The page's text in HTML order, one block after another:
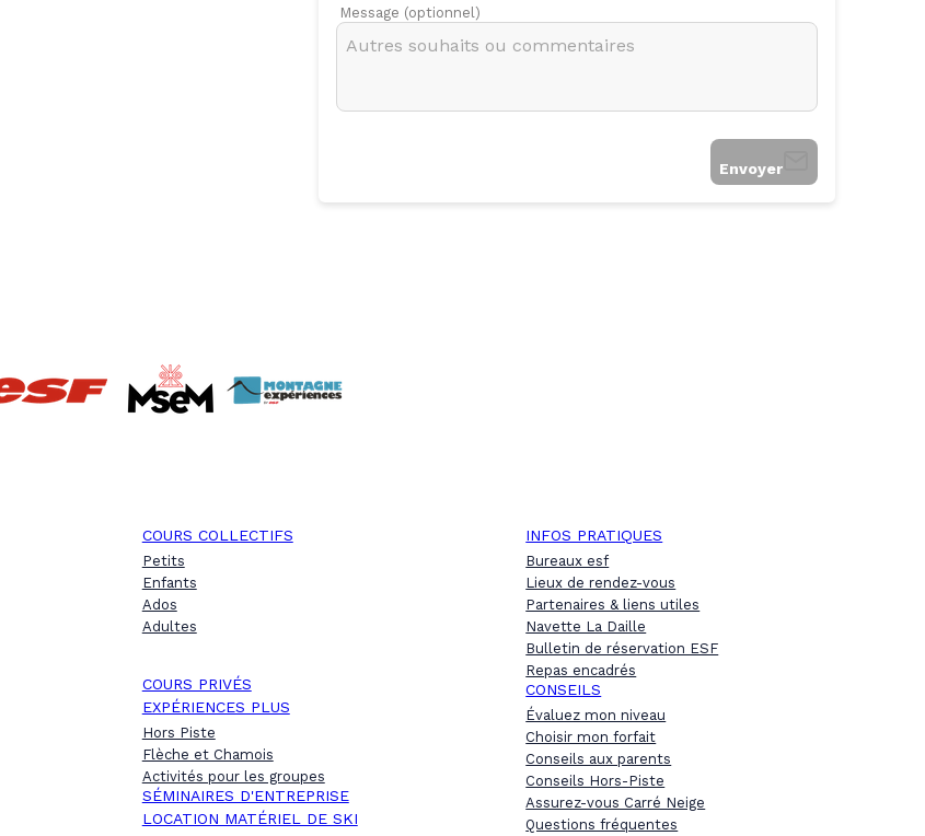
Message (optionnel)
Envoyer
COURS COLLECTIFS
Petits
Enfants
Ados
Adultes
COURS PRIVÉS
EXPÉRIENCES PLUS
Hors Piste
Flèche et Chamois
Activités pour les groupes
SÉMINAIRES D'ENTREPRISE
LOCATION MATÉRIEL DE SKI
INFOS PRATIQUES
Bureaux esf
Lieux de rendez-vous
Partenaires & liens utiles
Navette La Daille
Bulletin de réservation ESF
Repas encadrés
CONSEILS
Évaluez mon niveau
Choisir mon forfait
Conseils aux parents
Conseils Hors-Piste
Assurez-vous Carré Neige
Questions fréquentes